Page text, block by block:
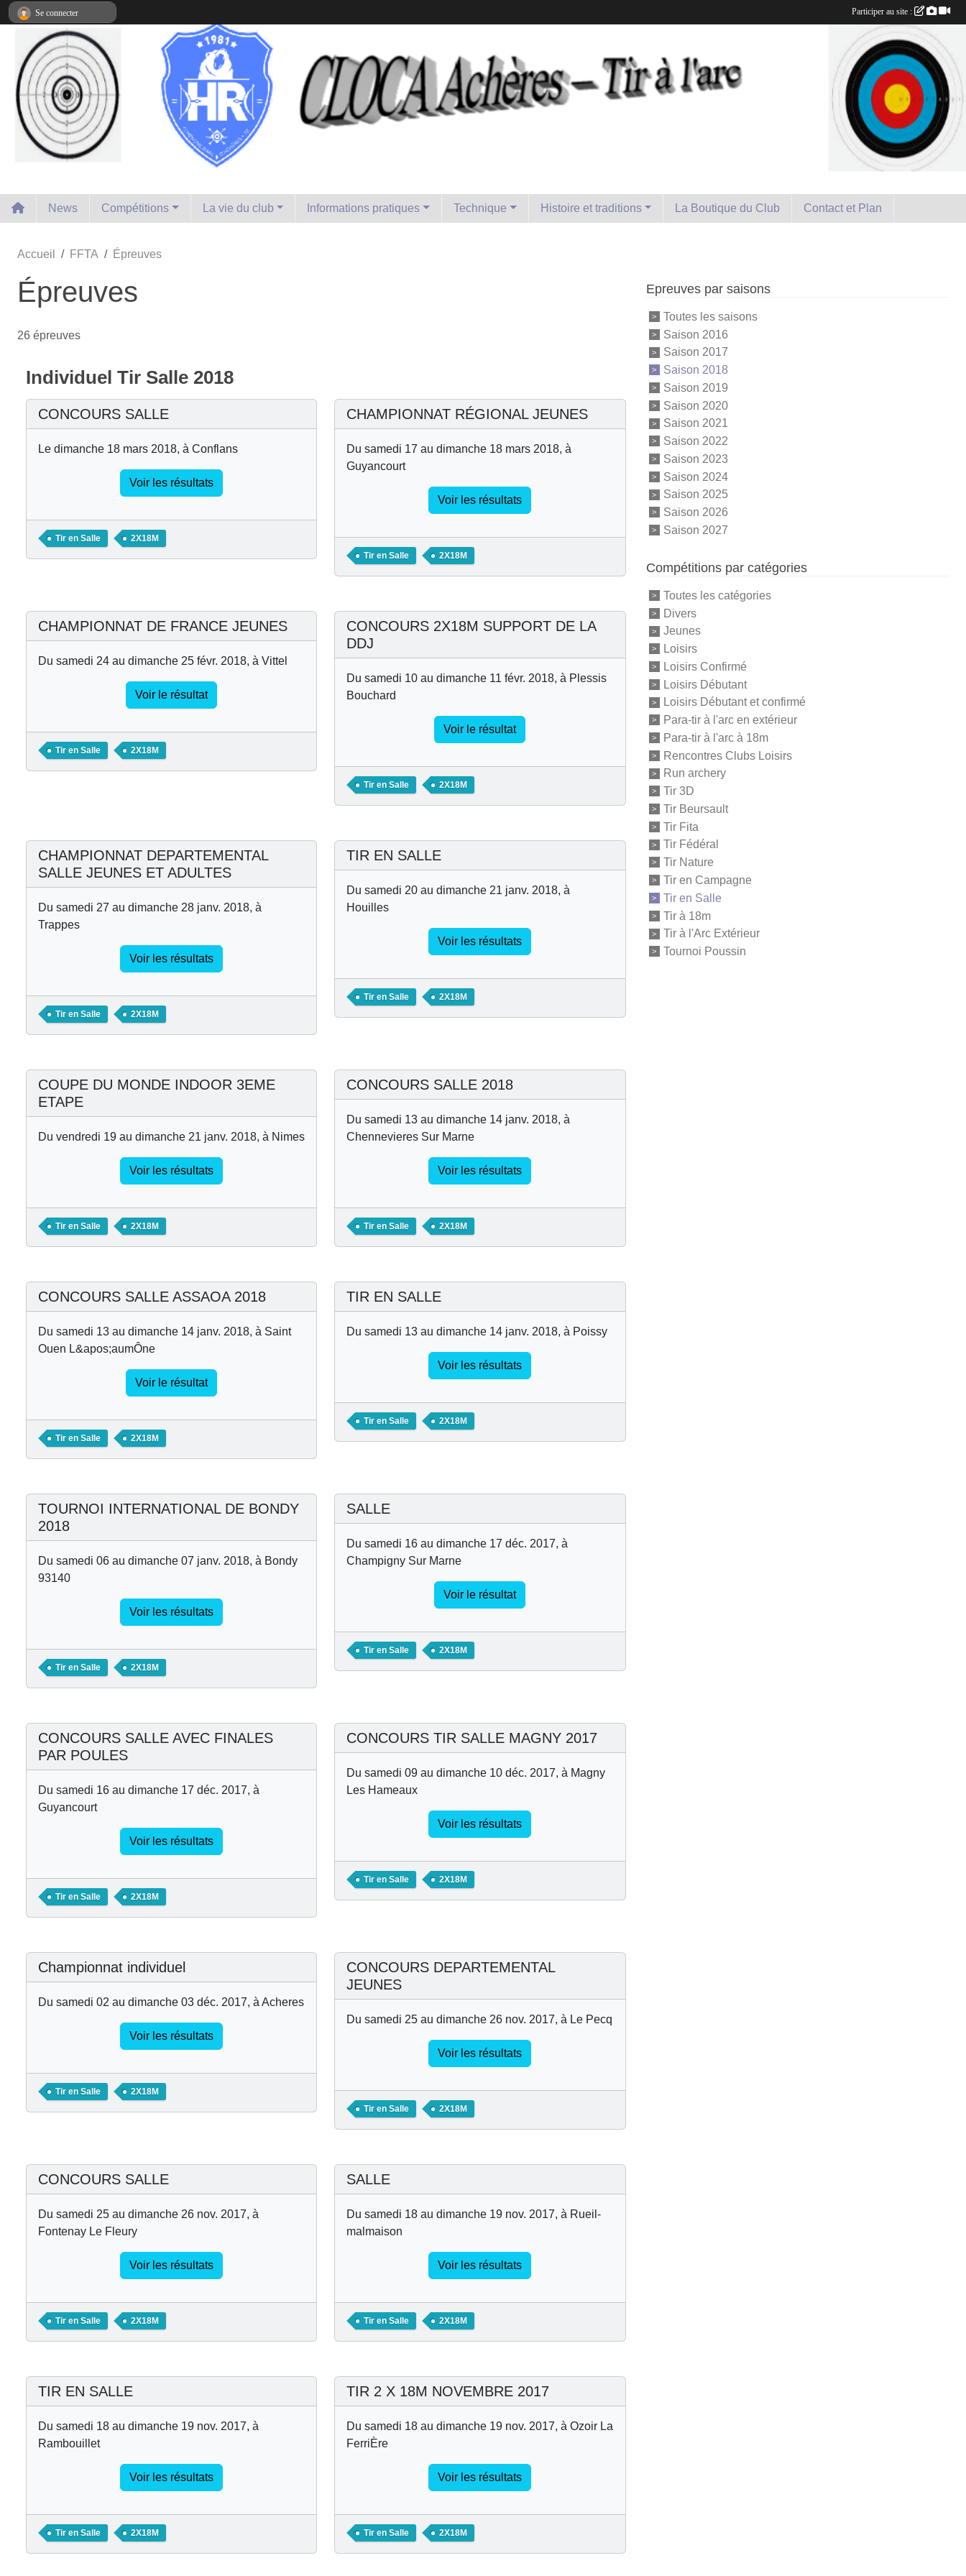
News Compétitions La vie du club Informations pratiques Technique Histoire et traditions La Boutique du Club Contact et Plan
Accueil FFTA Épreuves
Épreuves
26 épreuves
Individuel Tir Salle 2018
CONCOURS SALLE
Le dimanche 18 mars 2018, à Conflans
Voir les résultats
Tir en Salle 2X18M
CHAMPIONNAT RÉGIONAL JEUNES
Du samedi 17 au dimanche 18 mars 2018, à
Guyancourt
Voir les résultats
Tir en Salle 2X18M
CHAMPIONNAT DE FRANCE JEUNES
Du samedi 24 au dimanche 25 févr. 2018, à Vittel
Voir le résultat
Tir en Salle 2X18M
CONCOURS 2X18M SUPPORT DE LA
DDJ
Du samedi 10 au dimanche 11 févr. 2018, à Plessis
Bouchard
Voir le résultat
Tir en Salle 2X18M
CHAMPIONNAT DEPARTEMENTAL
SALLE JEUNES ET ADULTES
Du samedi 27 au dimanche 28 janv. 2018, à
Trappes
Voir les résultats
Tir en Salle 2X18M
TIR EN SALLE
Du samedi 20 au dimanche 21 janv. 2018, à
Houilles
Voir les résultats
Tir en Salle 2X18M
COUPE DU MONDE INDOOR 3EME
ETAPE
Du vendredi 19 au dimanche 21 janv. 2018, à Nimes
Voir les résultats
Tir en Salle 2X18M
CONCOURS SALLE 2018
Du samedi 13 au dimanche 14 janv. 2018, à
Chennevieres Sur Marne
Voir les résultats
Tir en Salle 2X18M
CONCOURS SALLE ASSAOA 2018
Du samedi 13 au dimanche 14 janv. 2018, à Saint
Ouen L&apos;aumÔne
Voir le résultat
Tir en Salle 2X18M
TIR EN SALLE
Du samedi 13 au dimanche 14 janv. 2018, à Poissy
Voir les résultats
Tir en Salle 2X18M
TOURNOI INTERNATIONAL DE BONDY
2018
Du samedi 06 au dimanche 07 janv. 2018, à Bondy
93140
Voir les résultats
Tir en Salle 2X18M
SALLE
Du samedi 16 au dimanche 17 déc. 2017, à
Champigny Sur Marne
Voir le résultat
Tir en Salle 2X18M
CONCOURS SALLE AVEC FINALES
PAR POULES
Du samedi 16 au dimanche 17 déc. 2017, à
Guyancourt
Voir les résultats
Tir en Salle 2X18M
CONCOURS TIR SALLE MAGNY 2017
Du samedi 09 au dimanche 10 déc. 2017, à Magny
Les Hameaux
Voir les résultats
Tir en Salle 2X18M
Championnat individuel
Du samedi 02 au dimanche 03 déc. 2017, à Acheres
Voir les résultats
Tir en Salle 2X18M
CONCOURS DEPARTEMENTAL
JEUNES
Du samedi 25 au dimanche 26 nov. 2017, à Le Pecq
Voir les résultats
Tir en Salle 2X18M
CONCOURS SALLE
Du samedi 25 au dimanche 26 nov. 2017, à
Fontenay Le Fleury
Voir les résultats
Tir en Salle 2X18M
SALLE
Du samedi 18 au dimanche 19 nov. 2017, à Rueil-
malmaison
Voir les résultats
Tir en Salle 2X18M
TIR EN SALLE
Du samedi 18 au dimanche 19 nov. 2017, à
Rambouillet
Voir les résultats
Tir en Salle 2X18M
TIR 2 X 18M NOVEMBRE 2017
Du samedi 18 au dimanche 19 nov. 2017, à Ozoir La
FerriÈre
Voir les résultats
Tir en Salle 2X18M
Epreuves par saisons
Toutes les saisons
Saison 2016
Saison 2017
Saison 2018
Saison 2019
Saison 2020
Saison 2021
Saison 2022
Saison 2023
Saison 2024
Saison 2025
Saison 2026
Saison 2027
Compétitions par catégories
Toutes les catégories
Divers
Jeunes
Loisirs
Loisirs Confirmé
Loisirs Débutant
Loisirs Débutant et confirmé
Para-tir à l'arc en extérieur
Para-tir à l'arc à 18m
Rencontres Clubs Loisirs
Run archery
Tir 3D
Tir Beursault
Tir Fita
Tir Fédéral
Tir Nature
Tir en Campagne
Tir en Salle
Tir à 18m
Tir à l'Arc Extérieur
Tournoi Poussin
Se connecter Participer au site :
Panneau de gestion des cookies